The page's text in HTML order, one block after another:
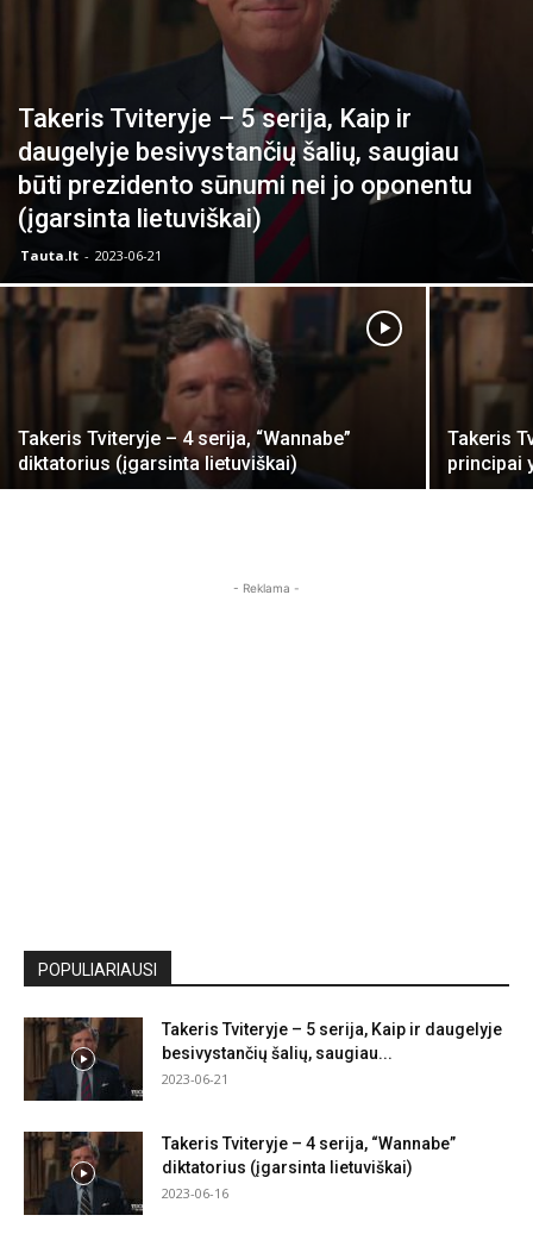
Takeris Tviteryje – 5 serija, Kaip ir
daugelyje besivystančių šalių, saugiau
būti prezidento sūnumi nei jo oponentu
(įgarsinta lietuviškai)
Tauta.lt - 2023-06-21
Takeris Tviteryje – 4 serija, “Wannabe”
diktatorius (įgarsinta lietuviškai)
Takeris
principai
- Reklama -
POPULIARIAUSI
Takeris Tviteryje – 5 serija, Kaip ir daugelyje
besivystančių šalių, saugiau...
2023-06-21
Takeris Tviteryje – 4 serija, “Wannabe”
diktatorius (įgarsinta lietuviškai)
2023-06-16